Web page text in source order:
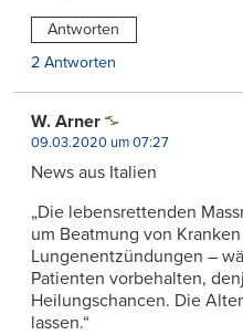
Antworten
2 Antworten
W. Arner
09.03.2020 um 07:27
News aus Italien
„Die lebensrettenden
um Beatmung von
Lungenentzündungen –
Patienten vorbehalten,
Heilungschancen. Die
lassen.“